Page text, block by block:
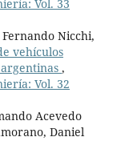
Vol. 33
Nicchi,
vehículos
,
Vol. 32
Acevedo
Daniel